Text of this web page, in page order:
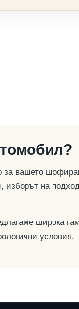
за вашето
изборът на
широка
условия.